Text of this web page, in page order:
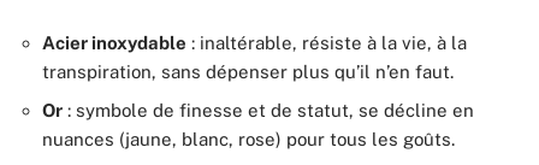
Acier inoxydable : inaltérable, résiste à la vie, à la
transpiration, sans dépenser plus qu’il n’en faut.
Or : symbole de finesse et de statut, se décline en
nuances (jaune, blanc, rose) pour tous les goûts.